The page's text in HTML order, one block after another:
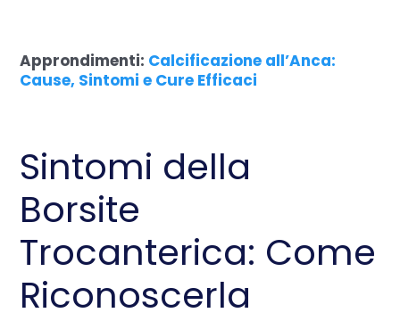
Approndimenti: Calcificazione all’Anca:
Cause, Sintomi e Cure Efficaci
Sintomi della
Borsite
Trocanterica: Come
Riconoscerla